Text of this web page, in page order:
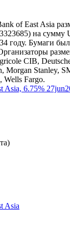
of East Asia
на сумму
году. Бумаги
CIB,
Morgan Stanley,
Wells Fargo.
Asia, 6.75%
Asia